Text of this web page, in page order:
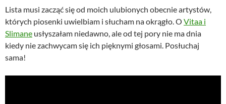
Lista musi zacząć się od moich ulubionych obecnie artystów,
których piosenki uwielbiam i słucham na okrągło. O Vitaa i
Slimane usłyszałam niedawno, ale od tej pory nie ma dnia
kiedy nie zachwycam się ich pięknymi głosami. Posłuchaj
sama!